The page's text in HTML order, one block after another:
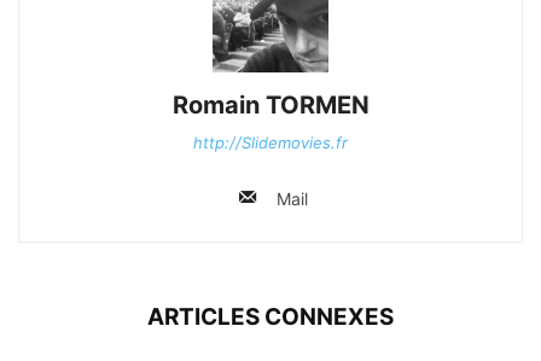
Romain TORMEN
http://Slidemovies.fr
Mail
ARTICLES CONNEXES